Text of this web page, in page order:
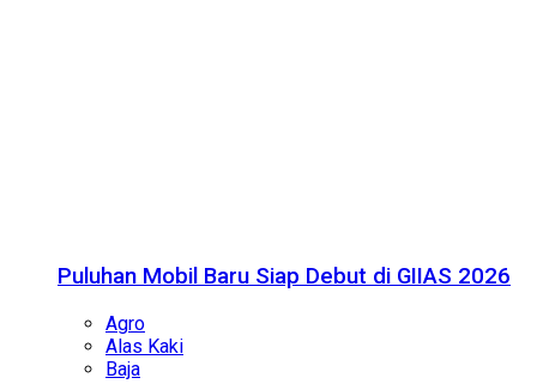
Puluhan Mobil Baru Siap Debut di GIIAS 2026
Agro
Alas Kaki
Baja